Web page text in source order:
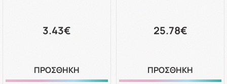
3.43€
ΠΡΟΣΘΗΚΗ
25.78€
ΠΡΟΣΘΗΚΗ